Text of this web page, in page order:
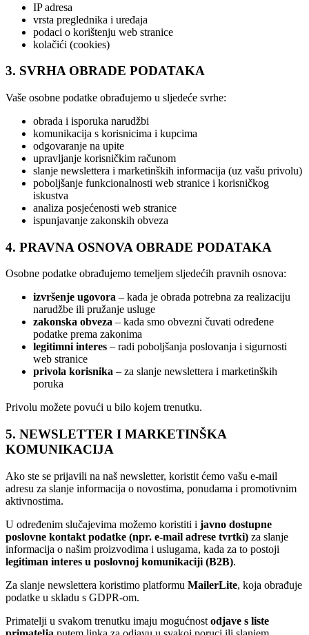
IP adresa
vrsta preglednika i uređaja
podaci o korištenju web stranice
kolačići (cookies)
3. SVRHA OBRADE PODATAKA
Vaše osobne podatke obrađujemo u sljedeće svrhe:
obrada i isporuka narudžbi
komunikacija s korisnicima i kupcima
odgovaranje na upite
upravljanje korisničkim računom
slanje newslettera i marketinških informacija (uz vašu privolu)
poboljšanje funkcionalnosti web stranice i korisničkog
iskustva
analiza posjećenosti web stranice
ispunjavanje zakonskih obveza
4. PRAVNA OSNOVA OBRADE PODATAKA
Osobne podatke obrađujemo temeljem sljedećih pravnih osnova:
izvršenje ugovora – kada je obrada potrebna za realizaciju
narudžbe ili pružanje usluge
zakonska obveza – kada smo obvezni čuvati određene
podatke prema zakonima
legitimni interes – radi poboljšanja poslovanja i sigurnosti
web stranice
privola korisnika – za slanje newslettera i marketinških
poruka
Privolu možete povući u bilo kojem trenutku.
5. NEWSLETTER I MARKETINŠKA
KOMUNIKACIJA
Ako ste se prijavili na naš newsletter, koristit ćemo vašu e-mail
adresu za slanje informacija o novostima, ponudama i promotivnim
aktivnostima.
U određenim slučajevima možemo koristiti i javno dostupne
poslovne kontakt podatke (npr. e-mail adrese tvrtki) za slanje
informacija o našim proizvodima i uslugama, kada za to postoji
legitiman interes u poslovnoj komunikaciji (B2B).
Za slanje newslettera koristimo platformu MailerLite, koja obrađuje
podatke u skladu s GDPR-om.
Primatelji u svakom trenutku imaju mogućnost odjave s liste